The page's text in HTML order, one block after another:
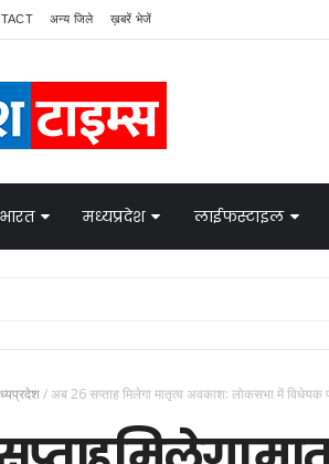
अन्य जिले ख़बरें भेजें
भारत मध्यप्रदेश लाईफस्टाइल
/अब 26 सप्ताह मिलेगा मातृत्व अवकाश: लोकसभा में विधेयक